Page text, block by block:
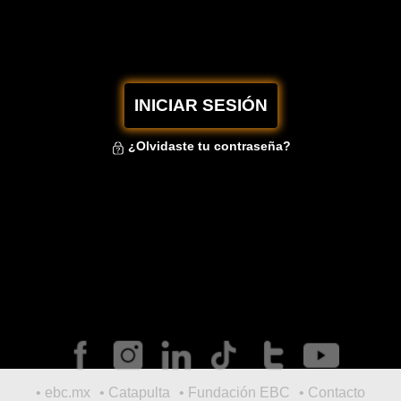
INICIAR SESIÓN
¿Olvidaste tu contraseña?
ebc.mx Catapulta Fundación EBC Contacto